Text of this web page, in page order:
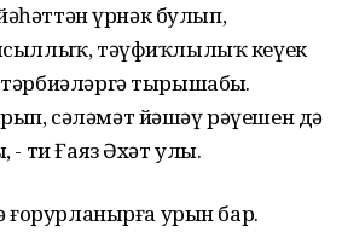
йәһәттән үрнәк булып,
тәүфиҡлылыҡ кеүек
тырышабыҙ.
сәләмәт йәшәү рәүешен дә
- ти Ғаяз Әхәт улы.
ғорурланырға урын бар.